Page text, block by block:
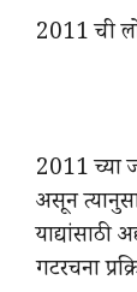
2011 ची
2011 च्या
असून
याद्यांसाठी
गटरचना